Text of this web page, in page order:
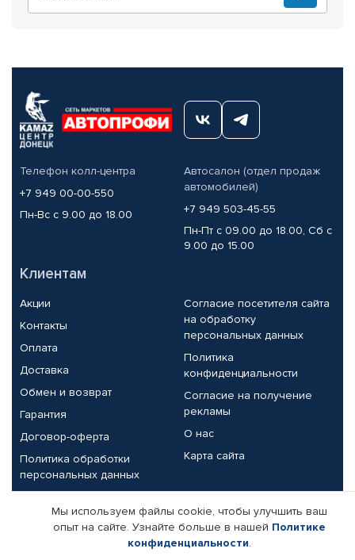
Телефон колл-центра
+7 949 00-00-550
Пн-Вс с 9.00 до 18.00
Автосалон (отдел продаж
автомобилей)
+7 949 503-45-55
Пн-Пт с 09.00 до 18.00, Сб с
9.00 до 15.00
Клиентам
Акции
Контакты
Оплата
Доставка
Обмен и возврат
Гарантия
Договор-оферта
Политика обработки
персональных данных
Согласие посетителя сайта
на обработку
персональных данных
Политика
конфиденциальности
Согласие на получение
рекламы
О нас
Карта сайта
Партнерам
Корпоративным клиентам
Реквизиты компании
Мы используем файлы cookie, чтобы улучшить ваш
опыт на сайте. Узнайте больше в нашей Политике
конфиденциальности.